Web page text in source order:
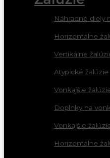
Náhradné diely
Horizontálne
Vertikálne
Atypické žalúzie
Vonkajšie
Doplnky na
Vonkajšie
Horizontálne